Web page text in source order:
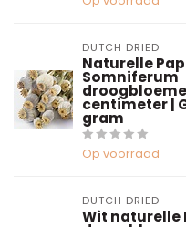
DUTCH DRIED
Naturelle
Somniferum
centimeter |
gram
Op voorraad
DUTCH DRIED
Wit naturelle